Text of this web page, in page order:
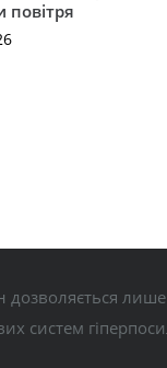
повітря
систем